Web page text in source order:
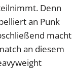
Denn
an Punk
macht
an diesem